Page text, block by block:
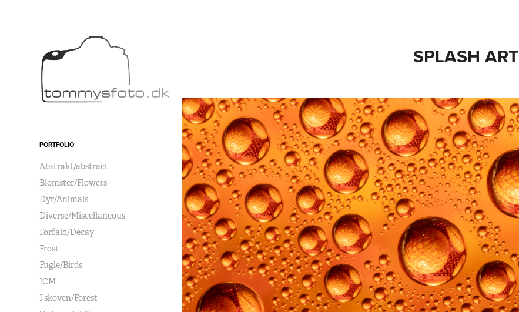
PORTFOLIO
Abstrakt/abstract
Blomster/Flowers
Dyr/Animals
Diverse/Miscellaneous
Forfald/Decay
Frost
Fugle/Birds
ICM
I skoven/Forest
SPLASH ART